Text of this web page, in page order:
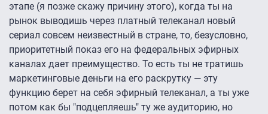
этапе (я позже скажу причину этого), когда ты на
рынок выводишь через платный телеканал новый
сериал совсем неизвестный в стране, то, безусловно,
приоритетный показ его на федеральных эфирных
каналах дает преимущество. То есть ты не тратишь
маркетинговые деньги на его раскрутку — эту
функцию берет на себя эфирный телеканал, а ты уже
потом как бы "подцепляешь" ту же аудиторию, но